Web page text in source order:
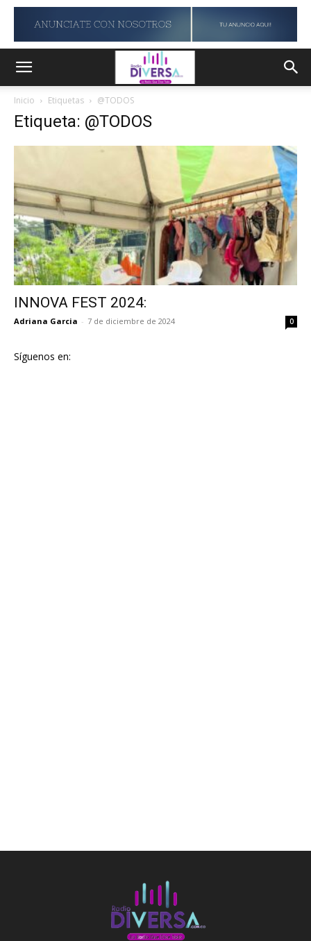
Inicio Etiquetas @TODOS
Etiqueta: @TODOS
INNOVA FEST 2024:
Adriana Garcia - 7 de diciembre de 2024 0
Síguenos en: